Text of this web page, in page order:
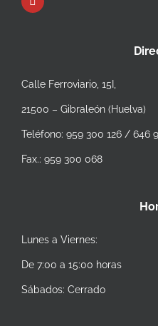
Calle Ferroviario, 15I,
21500 – Gibraleón (Huelva)
Teléfono: 959 300 126 / 646
Fax.: 959 300 068
Lunes a Viernes:
De 7:00 a 15:00 horas
Sábados: Cerrado